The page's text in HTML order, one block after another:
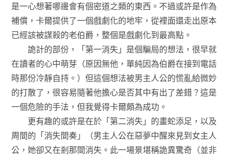
是一心想著哪邊會有個密道之類的東西。不過或許是作為
補償，卡爾提供了一個戲劇化的地牢，從裡面還走出原本
已經該被謀殺的老伯爵，整個是戲劇化到最高點。
詭計的部份，「第一消失」是個騙局的想法，很早就
在讀者的心中萌芽（原因無他，單純因為伯爵在接到電話
時那份冷靜自持。）但這個想法被男主人公的慌亂給微妙
的打散了，很容易隨著他擔心是否其中有出了差錯？這是
一個危險的手法，但我覺得卡爾頗為成功。
更有趣的或許是在於「第二消失」的畫蛇添足，以及
周間的「消失間奏」（男主人公在惡夢中醒來見到女主人
公，她卻又在剎那間消失。此一場景堪稱詭異驚奇（並非